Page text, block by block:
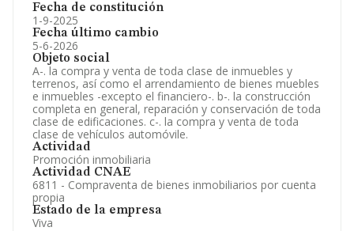
Fecha de constitución
1-9-2025
Fecha último cambio
5-6-2026
Objeto social
A-. la compra y venta de toda clase de inmuebles y
terrenos, así como el arrendamiento de bienes muebles
e inmuebles -excepto el financiero-. b-. la construcción
completa en general, reparación y conservación de toda
clase de edificaciones. c-. la compra y venta de toda
clase de vehículos automóvile.
Actividad
Promoción inmobiliaria
Actividad CNAE
6811 - Compraventa de bienes inmobiliarios por cuenta
propia
Estado de la empresa
Viva